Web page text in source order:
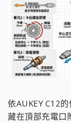
依AUKEY C12
藏在頂部充電口